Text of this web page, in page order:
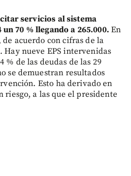
servicios al sistema
70 % llegando a 265.000. En
de acuerdo con cifras de la
nueve EPS intervenidas
% de las deudas de las 29
se demuestran resultados
Esto ha derivado en
riesgo, a las que el presidente